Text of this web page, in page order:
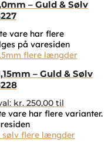
– Guld & Sølv
vare har flere
på varesiden
– Guld & Sølv
kr. 250,00 til
vare har flere varianter.